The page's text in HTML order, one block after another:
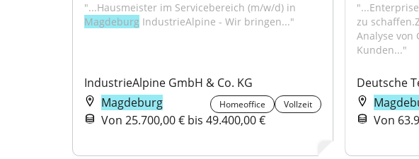
Magdeburg IndustrieAlpine - Wir bringen..."
IndustrieAlpine GmbH & Co. KG
Magdeburg
Homeoffice Vollzeit
Von 25.700,00 € bis 49.400,00 €
zu
Analyse von
Kunden..."
Deutsche
Von